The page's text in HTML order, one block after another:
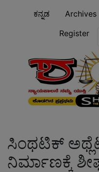
ಕನ್ನಡ Archives
Register
ಸಿಂಥಟಿಕ್
ನಿರ್ಮಾಣಕ್ಕೆ